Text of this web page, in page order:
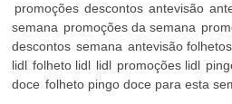
promoções descontos antevisão
semana promoções da semana
descontos semana antevisão folhetos
lidl folheto lidl lidl promoções lidl
doce folheto pingo doce para esta